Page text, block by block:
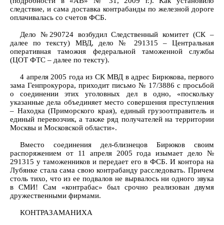
следствие, и сама доставка контрабанды по железной дороге
оплачивалась со счетов ФСБ.
Дело №290724 возбудил Следственный комитет (СК –
далее по тексту) МВД, дело № 291315 – Центральная
оперативная таможня федеральной таможенной службы
(ЦОТ ФТС – далее по тексту).
4 апреля 2005 года из СК МВД в адрес Бирюкова, первого
зама Генпрокурора, приходит письмо № 17/3886 с просьбой
о соединении этих уголовных дел в одно, «поскольку
указанные дела объединяет место совершения преступления
– Находка (Приморского края), единый грузоотправитель и
единый перевозчик, а также ряд получателей на территории
Москвы и Московской области».
Вместо соединения дел-близнецов Бирюков своим
распоряжением от 11 апреля 2005 года изымает дело №
291315 у таможенников и передает его в ФСБ. И контора на
Лубянке стала сама свою контрабанду расследовать. Причем
столь тихо, что из ее подвалов не вырвалось ни одного звука
в СМИ! Сам «контрабас» был срочно реализован двумя
дружественными фирмами.
КОНТРАЗАМАНИХА